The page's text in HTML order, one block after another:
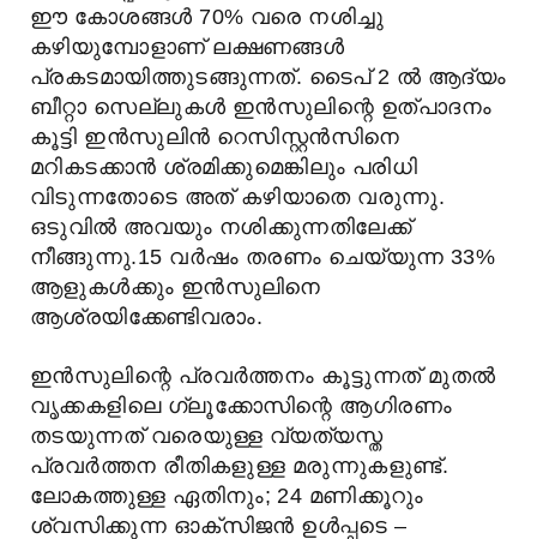
ഈ കോശങ്ങൾ 70% വരെ നശിച്ചു
കഴിയുമ്പോളാണ് ലക്ഷണങ്ങൾ
പ്രകടമായിത്തുടങ്ങുന്നത്. ടൈപ് 2 ൽ ആദ്യം
ബീറ്റാ സെല്ലുകൾ ഇൻസുലിന്റെ ഉത്പാദനം
കൂട്ടി ഇൻസുലിൻ റെസിസ്റ്റൻസിനെ
മറികടക്കാൻ ശ്രമിക്കുമെങ്കിലും പരിധി
വിടുന്നതോടെ അത് കഴിയാതെ വരുന്നു.
ഒടുവിൽ അവയും നശിക്കുന്നതിലേക്ക്
നീങ്ങുന്നു.15 വർഷം തരണം ചെയ്യുന്ന 33%
ആളുകൾക്കും ഇൻസുലിനെ
ആശ്രയിക്കേണ്ടിവരാം.
ഇൻസുലിന്റെ പ്രവർത്തനം കൂട്ടുന്നത് മുതൽ
വൃക്കകളിലെ ഗ്ലൂക്കോസിന്റെ ആഗിരണം
തടയുന്നത് വരെയുള്ള വ്യത്യസ്ത
പ്രവർത്തന രീതികളുള്ള മരുന്നുകളുണ്ട്.
ലോകത്തുള്ള ഏതിനും; 24 മണിക്കൂറും
ശ്വസിക്കുന്ന ഓക്സിജൻ ഉൾപ്പടെ –